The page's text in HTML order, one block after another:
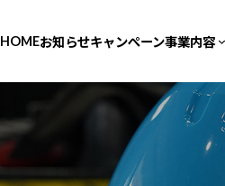
HOMEお知らせキャンぺーン事業内容